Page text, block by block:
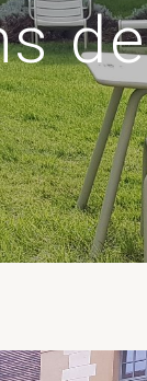
de